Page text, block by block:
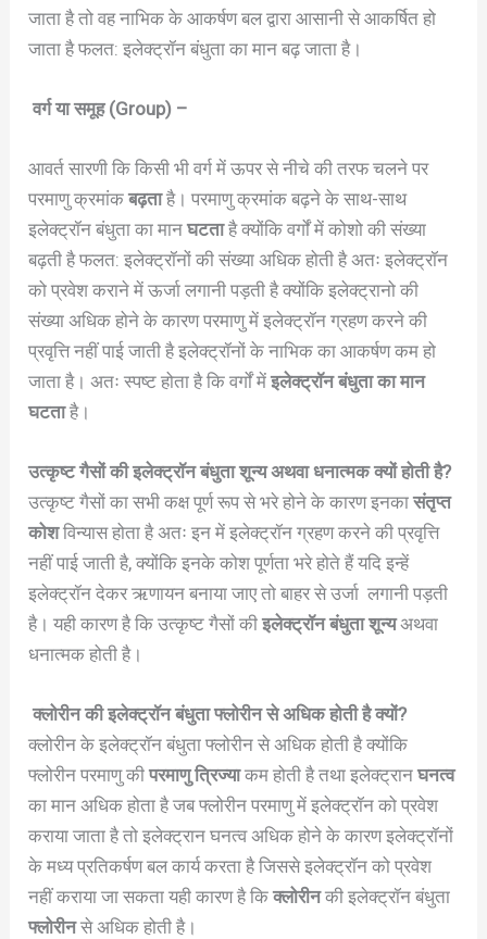
जाता है तो वह नाभिक के आकर्षण बल द्वारा आसानी से आकर्षित हो
जाता है फलत: इलेक्ट्रॉन बंधुता का मान बढ़ जाता है।
वर्ग या समूह (Group) –
आवर्त सारणी कि किसी भी वर्ग में ऊपर से नीचे की तरफ चलने पर
परमाणु क्रमांकबढ़ताहै। परमाणु क्रमांक बढ़ने के साथ-साथ
इलेक्ट्रॉन बंधुता का मानघटताहै क्योंकि वर्गों में कोशो की संख्या
बढ़ती है फलत: इलेक्ट्रॉनों की संख्या अधिक होती है अतः इलेक्ट्रॉन
को प्रवेश कराने में ऊर्जा लगानी पड़ती है क्योंकि इलेक्ट्रानो की
संख्या अधिक होने के कारण परमाणु में इलेक्ट्रॉन ग्रहण करने की
प्रवृत्ति नहीं पाई जाती है इलेक्ट्रॉनों के नाभिक का आकर्षण कम हो
जाता है। अतः स्पष्ट होता है कि वर्गों में इलेक्ट्रॉन बंधुता का मान
घटताहै।
उत्कृष्ट गैसों की इलेक्ट्रॉन बंधुता शून्य अथवा धनात्मक क्यों होती है?
उत्कृष्ट गैसों का सभी कक्ष पूर्ण रूप से भरे होने के कारण इनकासंतृप्त
कोशविन्यास होता है अतः इन में इलेक्ट्रॉन ग्रहण करने की प्रवृत्ति
नहीं पाई जाती है, क्योंकि इनके कोश पूर्णता भरे होते हैं यदि इन्हें
इलेक्ट्रॉन देकर ऋणायन बनाया जाए तो बाहर से उर्जा लगानी पड़ती
है। यही कारण है कि उत्कृष्ट गैसों कीइलेक्ट्रॉन बंधुता शून्यअथवा
धनात्मक होती है।
क्लोरीन की इलेक्ट्रॉन बंधुता फ्लोरीन से अधिक होती है क्यों?
क्लोरीन के इलेक्ट्रॉन बंधुता फ्लोरीन से अधिक होती है क्योंकि
फ्लोरीन परमाणु की परमाणु त्रिज्याकम होती है तथा इलेक्ट्रानघनत्व
का मान अधिक होता है जब फ्लोरीन परमाणु में इलेक्ट्रॉन को प्रवेश
कराया जाता है तो इलेक्ट्रान घनत्व अधिक होने के कारण इलेक्ट्रॉनों
के मध्य प्रतिकर्षण बल कार्य करता है जिससे इलेक्ट्रॉन को प्रवेश
नहीं कराया जा सकता यही कारण है किक्लोरीनकी इलेक्ट्रॉन बंधुता
फ्लोरीनसे अधिक होती है।